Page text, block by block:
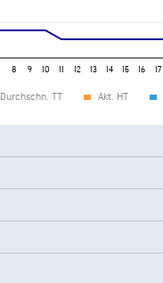
8 9 10 11 12 13 14 15 16 17
Durchschn. TT Akt. HT